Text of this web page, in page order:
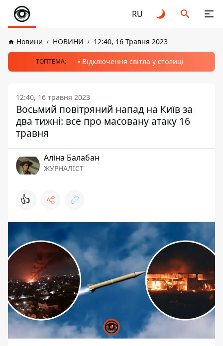
RU
Новини НОВИНИ 12:40, 16 Травня 2023
ТОПТЕМА: Відключення світла у столиці
12:40, 16 травня 2023
Восьмий повітряний напад на Київ за
два тижні: все про масовану атаку 16
травня
Аліна Балабан
ЖУРНАЛІСТ
👍